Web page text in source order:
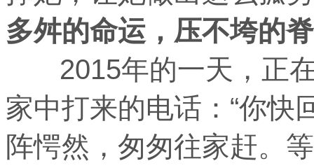
多舛的命运，压不垮的
2015年的一天，正在
家中打来的电话：“你快
阵愕然，匆匆往家赶。